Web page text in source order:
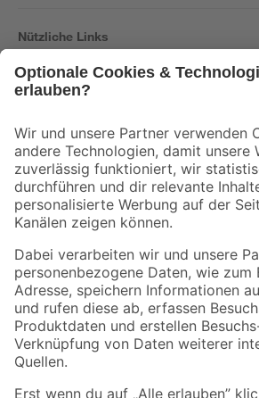
Nützliche Links
Der toom Newsletter: Keine Angebote und
Zur Newsletter Anmeldung
Folge uns
Zahlungsarten
Sicher einkaufen